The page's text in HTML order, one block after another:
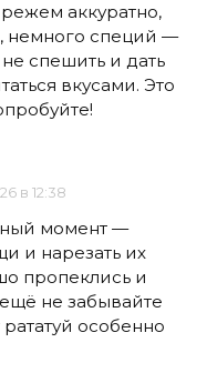
аккуратно,
немного специй —
спешить и дать
вкусами. Это
в 12:38
момент —
и нарезать их
пропеклись и
не забывайте
особенно